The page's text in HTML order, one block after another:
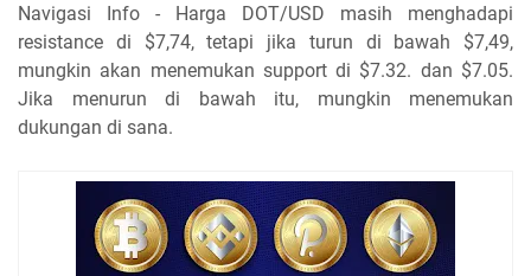
Navigasi Info - Harga DOT/USD masih menghadapi
resistance di $7,74, tetapi jika turun di bawah $7,49,
mungkin akan menemukan support di $7.32. dan $7.05.
Jika menurun di bawah itu, mungkin menemukan
dukungan di sana.